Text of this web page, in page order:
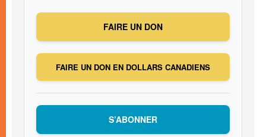
FAIRE UN DON
FAIRE UN DON EN DOLLARS CANADIENS
S’ABONNER